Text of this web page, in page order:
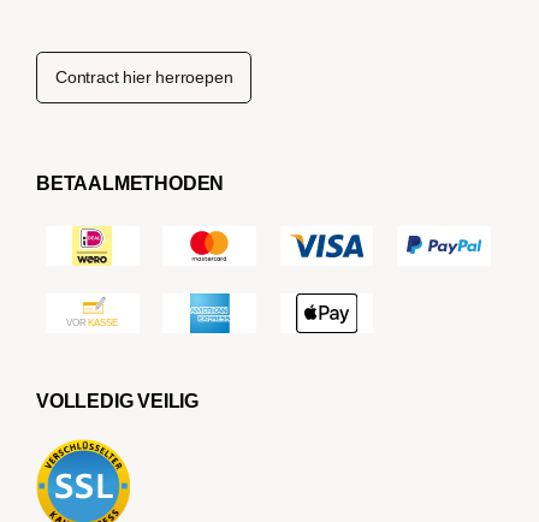
Contract hier herroepen
BETAALMETHODEN
VOLLEDIG VEILIG